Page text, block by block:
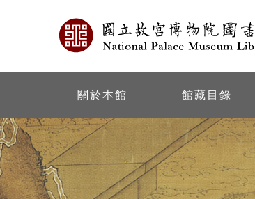
關於本館 館藏目錄